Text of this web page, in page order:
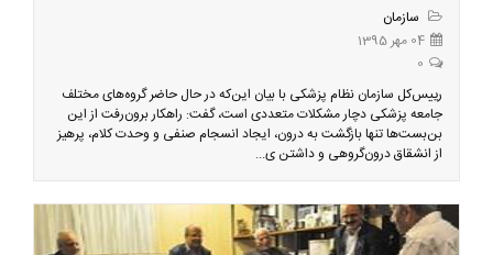
سازمان
04 مهر 1395
0
رییس‌کل سازمان نظام پزشکی با بیان این‌که در حال حاضر گروه‌های مختلف
جامعه پزشکی دچار مشکلات متعددی است، گفت: راهکار برون‌رفت از این
بن‌بست‌ها تنها بازگشت به درون، ایجاد انسجام صنفی و وحدت کلام، پرهیز
از انشقاق درون‌گروهی و داشتن ی...